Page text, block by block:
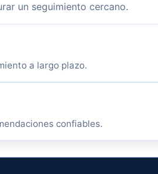
un seguimiento cercano.
a largo plazo.
confiables.